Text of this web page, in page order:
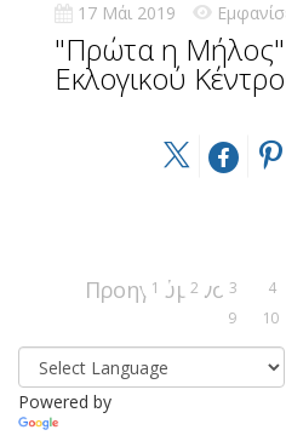
17 Μάι 2019
"Πρώτα η Μήλος":
Εκλογικού
Προηγούμενο
1 2 3 4
9
10
Powered by